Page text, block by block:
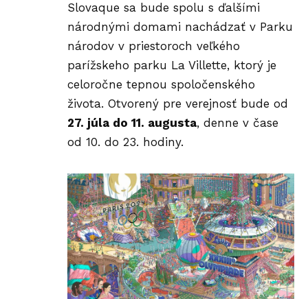
Slovaque sa bude spolu s ďalšími
národnými domami nachádzať v Parku
národov v priestoroch veľkého
parížskeho parku La Villette, ktorý je
celoročne tepnou spoločenského
života. Otvorený pre verejnosť bude od
27. júla do 11. augusta, denne v čase
od 10. do 23. hodiny.